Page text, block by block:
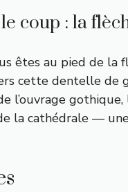
coup : la
êtes au pied de la
cette dentelle de
l’ouvrage
la cathédrale —